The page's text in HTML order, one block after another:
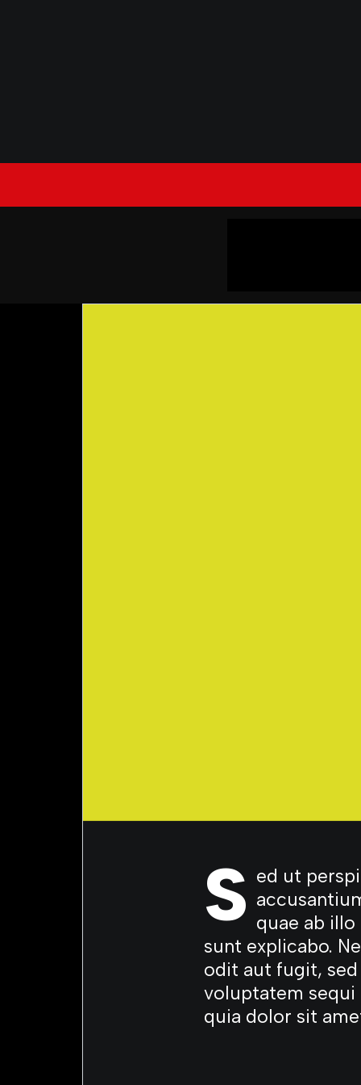
S ed ut
quae ab
sunt explicabo.
odit aut fugit,
voluptatem sequi
quia dolor sit